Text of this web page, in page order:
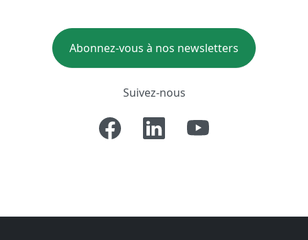
Abonnez-vous à nos newsletters
Suivez-nous